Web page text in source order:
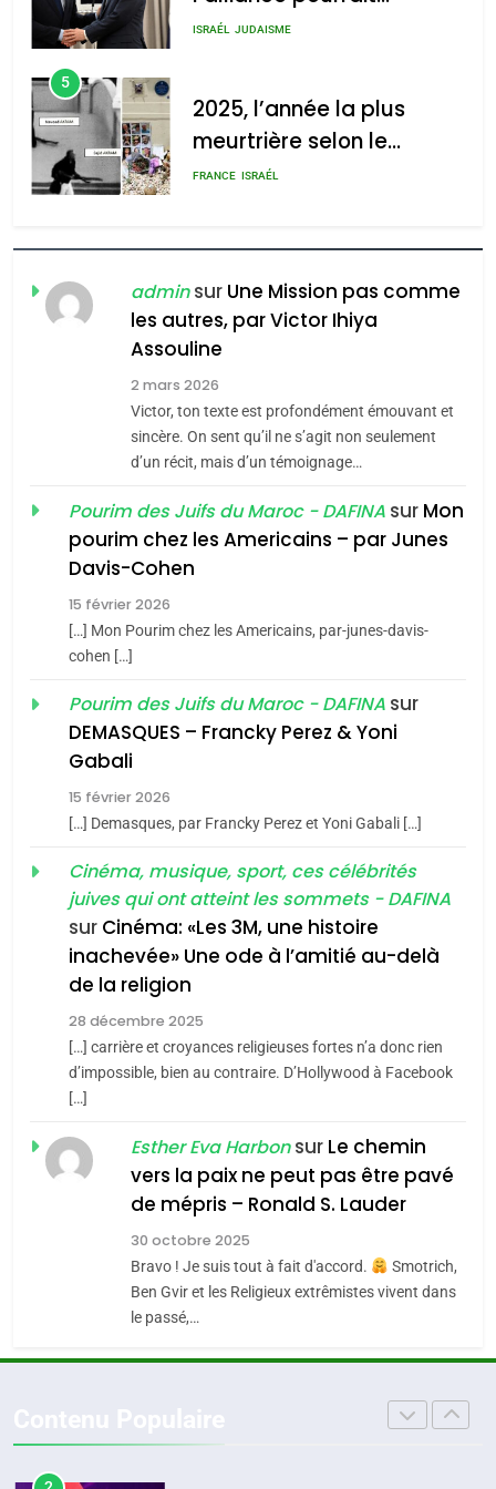
meurtrière selon le rapport
d’ADL contre
l’antisémitisme
admin 0
rapport d’ADL contre
FRANCE ISRAÉL
6
FIÈRE, DIGNE ET RÉSILIENTE :
POURQUOI JE REVENDIQUE
MA JUDAÏTE par Thérèse
ISRAÉL JUDAISME
CE QUI NOUS MANQUE –
Jacques Hadida
JUDAISME
Maroc : Les amandes de
Tafraout, le miel de Tadla
Azilal consacrés produits
du terroir
DAFINA MAROC
Oeil ravageur – Vanessa
De Loya Stauber
«Tu dis génocide, je dis
guerre»: La nouvelle
Tout sur la Nostalgie
SOUVENIRS
l’alliance pourrait
s’étendre à 13 pays
d’Amérique latine
ISRAÉL JUDAISME
2025, l’année la plus
meurtrière selon le
rapport d’ADL contre
l’antisémitisme
FRANCE ISRAÉL
FIÈRE, DIGNE ET RÉSILIENTE :
POURQUOI JE REVENDIQUE
CE QUI NOUS MANQUE –
adminsur Une Mission pas comme
les autres, par Victor Ihiya
Assouline
2 mars 2026
Victor, ton texte est profondément émouvant et
sincère. On sent qu’il ne s’agit non seulement
d’un récit, mais d’un témoignage…
Pourim des Juifs du Maroc - DAFINA sur Mon
pourim chez les Americains – par Junes
Davis-Cohen
15 février 2026
[…] Mon Pourim chez les Americains, par-junes-davis-
cohen […]
Pourim des Juifs du Maroc - DAFINA sur
DEMASQUES – Francky Perez & Yoni
Gabali
15 février 2026
[…] Demasques, par Francky Perez et Yoni Gabali […]
Cinéma, musique, sport, ces célébrités
juives qui ont atteint les sommets - DAFINA
sur Cinéma: «Les 3M, une histoire
inachevée» Une ode à l’amitié au-delà
de la religion
28 décembre 2025
[…] carrière et croyances religieuses fortes n’a donc rien
d’impossible, bien au contraire. D’Hollywood à Facebook
[…]
Esther Eva Harbonsur Le chemin
vers la paix ne peut pas être pavé
de mépris – Ronald S. Lauder
30 octobre 2025
Bravo ! Je suis tout à fait d'accord.
Smotrich,
Ben Gvir et les Religieux extrêmistes vivent dans
le passé,…
2025, l’année la plus
d’ADL contre
l’antisémitisme
FRANCE ISRAÉL
POURQUOI JE REVENDIQUE
Zrihen-Dvir
CE QUI NOUS MANQUE –
Jacques Hadida
JUDAISME
Maroc : Les amandes de
Azilal consacrés produits
du terroir
DAFINA MAROC
Oeil ravageur – Vanessa De
Loya Stauber
CINEMA ISRAÉL
«Tu dis génocide, je dis
guerre»: La nouvelle
chanson de Boy George